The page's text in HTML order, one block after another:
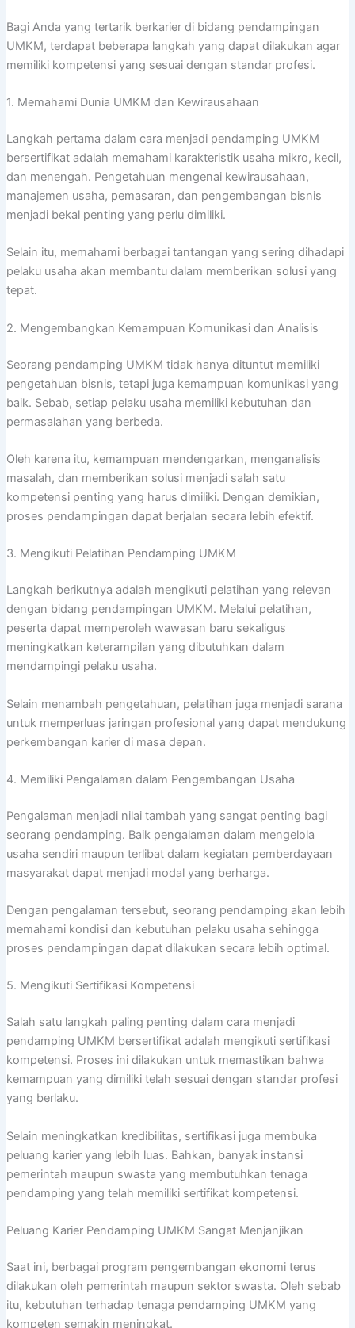
Bagi Anda yang tertarik berkarier di bidang pendampingan
UMKM, terdapat beberapa langkah yang dapat dilakukan agar
memiliki kompetensi yang sesuai dengan standar profesi.
1. Memahami Dunia UMKM dan Kewirausahaan
Langkah pertama dalam cara menjadi pendamping UMKM
bersertifikat adalah memahami karakteristik usaha mikro, kecil,
dan menengah. Pengetahuan mengenai kewirausahaan,
manajemen usaha, pemasaran, dan pengembangan bisnis
menjadi bekal penting yang perlu dimiliki.
Selain itu, memahami berbagai tantangan yang sering dihadapi
pelaku usaha akan membantu dalam memberikan solusi yang
tepat.
2. Mengembangkan Kemampuan Komunikasi dan Analisis
Seorang pendamping UMKM tidak hanya dituntut memiliki
pengetahuan bisnis, tetapi juga kemampuan komunikasi yang
baik. Sebab, setiap pelaku usaha memiliki kebutuhan dan
permasalahan yang berbeda.
Oleh karena itu, kemampuan mendengarkan, menganalisis
masalah, dan memberikan solusi menjadi salah satu
kompetensi penting yang harus dimiliki. Dengan demikian,
proses pendampingan dapat berjalan secara lebih efektif.
3. Mengikuti Pelatihan Pendamping UMKM
Langkah berikutnya adalah mengikuti pelatihan yang relevan
dengan bidang pendampingan UMKM. Melalui pelatihan,
peserta dapat memperoleh wawasan baru sekaligus
meningkatkan keterampilan yang dibutuhkan dalam
mendampingi pelaku usaha.
Selain menambah pengetahuan, pelatihan juga menjadi sarana
untuk memperluas jaringan profesional yang dapat mendukung
perkembangan karier di masa depan.
4. Memiliki Pengalaman dalam Pengembangan Usaha
Pengalaman menjadi nilai tambah yang sangat penting bagi
seorang pendamping. Baik pengalaman dalam mengelola
usaha sendiri maupun terlibat dalam kegiatan pemberdayaan
masyarakat dapat menjadi modal yang berharga.
Dengan pengalaman tersebut, seorang pendamping akan lebih
memahami kondisi dan kebutuhan pelaku usaha sehingga
proses pendampingan dapat dilakukan secara lebih optimal.
5. Mengikuti Sertifikasi Kompetensi
Salah satu langkah paling penting dalam cara menjadi
pendamping UMKM bersertifikat adalah mengikuti sertifikasi
kompetensi. Proses ini dilakukan untuk memastikan bahwa
kemampuan yang dimiliki telah sesuai dengan standar profesi
yang berlaku.
Selain meningkatkan kredibilitas, sertifikasi juga membuka
peluang karier yang lebih luas. Bahkan, banyak instansi
pemerintah maupun swasta yang membutuhkan tenaga
pendamping yang telah memiliki sertifikat kompetensi.
Peluang Karier Pendamping UMKM Sangat Menjanjikan
Saat ini, berbagai program pengembangan ekonomi terus
dilakukan oleh pemerintah maupun sektor swasta. Oleh sebab
itu, kebutuhan terhadap tenaga pendamping UMKM yang
kompeten semakin meningkat.